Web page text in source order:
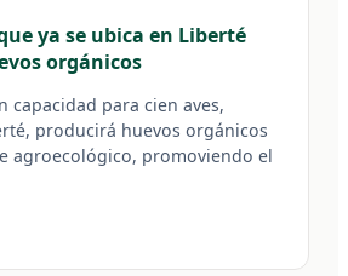
ya se ubica en Liberté
orgánicos
capacidad para cien aves,
producirá huevos orgánicos
agroecológico, promoviendo el